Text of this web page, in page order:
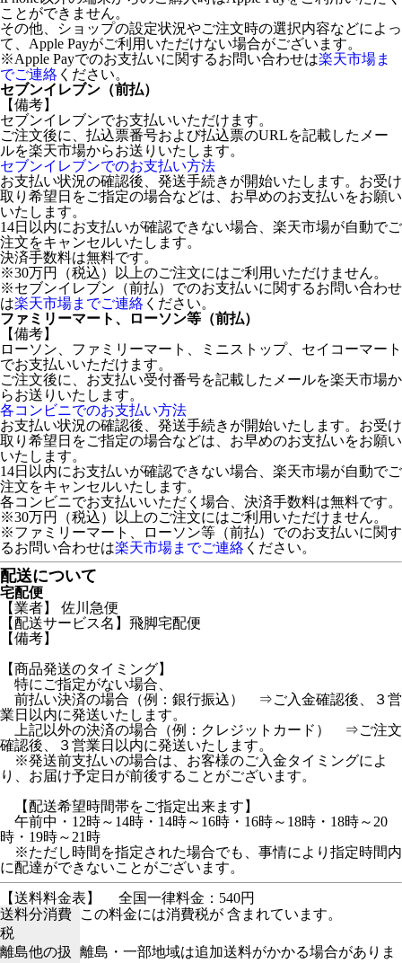
ことができません。
その他、ショップの設定状況やご注文時の選択内容などによっ
て、Apple Payがご利用いただけない場合がございます。
※Apple Payでのお支払いに関するお問い合わせは楽天市場ま
でご連絡 ください。
セブンイレブン（前払）
【備考】
セブンイレブンでお支払いいただけます。
ご注文後に、払込票番号および払込票のURLを記載したメー
ルを楽天市場からお送りいたします。
セブンイレブンでのお支払い方法
お支払い状況の確認後、発送手続きが開始いたします。お受け
取り希望日をご指定の場合などは、お早めのお支払いをお願い
いたします。
14日以内にお支払いが確認できない場合、楽天市場が自動でご
注文をキャンセルいたします。
決済手数料は無料です。
※30万円（税込）以上のご注文にはご利用いただけません。
※セブンイレブン（前払）でのお支払いに関するお問い合わせ
は楽天市場までご連絡 ください。
ファミリーマート、ローソン等（前払）
【備考】
ローソン、ファミリーマート、ミニストップ、セイコーマート
でお支払いいただけます。
ご注文後に、お支払い受付番号を記載したメールを楽天市場か
らお送りいたします。
各コンビニでのお支払い方法
お支払い状況の確認後、発送手続きが開始いたします。お受け
取り希望日をご指定の場合などは、お早めのお支払いをお願い
いたします。
14日以内にお支払いが確認できない場合、楽天市場が自動でご
注文をキャンセルいたします。
各コンビニでお支払いいただく場合、決済手数料は無料です。
※30万円（税込）以上のご注文にはご利用いただけません。
※ファミリーマート、ローソン等（前払）でのお支払いに関す
るお問い合わせは楽天市場までご連絡 ください。
配送について
宅配便
【業者】 佐川急便
【配送サービス名】飛脚宅配便
【備考】
【商品発送のタイミング】
特にご指定がない場合、
前払い決済の場合（例：銀行振込） ⇒ご入金確認後、３営
業日以内に発送いたします。
上記以外の決済の場合（例：クレジットカード） ⇒ご注文
確認後、３営業日以内に発送いたします。
※発送前支払いの場合は、お客様のご入金タイミングによ
り、お届け予定日が前後することがございます。
【配送希望時間帯をご指定出来ます】
午前中・12時～14時・14時～16時・16時～18時・18時～20
時・19時～21時
※ただし時間を指定された場合でも、事情により指定時間内
に配達ができないことがございます。
【送料料金表】
全国一律料金：540円
送料分消費
税
この料金には消費税が 含まれています。
離島他の扱 離島・一部地域は追加送料がかかる場合がありま